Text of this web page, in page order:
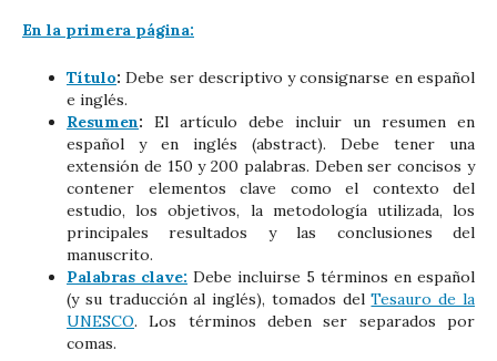
En la primera página:
Título:Debe ser descriptivo y consignarse en español
e inglés.
Resumen: El artículo debe incluir un resumen en
español y en inglés (abstract). Debe tener una
extensión de 150 y 200 palabras. Deben ser concisos y
contener elementos clave como el contexto del
estudio, los objetivos, la metodología utilizada, los
principales resultados y las conclusiones del
manuscrito.
Palabras clave: Debe incluirse 5 términos en español
(y su traducción al inglés), tomados delTesauro de la
UNESCO. Los términos deben ser separados por
comas.